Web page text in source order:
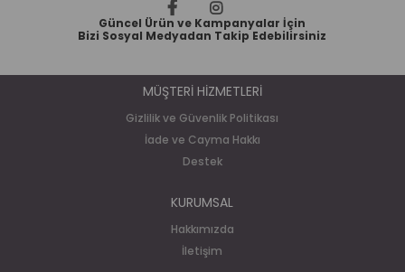
Güncel Ürün ve Kampanyalar İçin
Bizi Sosyal Medyadan Takip Edebilirsiniz
MÜŞTERİ HİZMETLERİ
Gizlilik ve Güvenlik Politikası
İade ve Cayma Hakkı
Destek
KURUMSAL
Hakkımızda
İletişim